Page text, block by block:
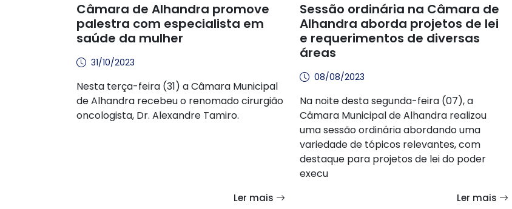
Câmara de Alhandra promove
palestra com especialista em
saúde da mulher
31/10/2023
Nesta terça-feira (31) a Câmara Municipal
de Alhandra recebeu o renomado cirurgião
oncologista, Dr. Alexandre Tamiro.
Ler mais
Sessão ordinária na Câmara de
Alhandra aborda projetos de lei
e requerimentos de diversas
áreas
08/08/2023
Na noite desta segunda-feira (07), a
Câmara Municipal de Alhandra realizou
uma sessão ordinária abordando uma
variedade de tópicos relevantes, com
destaque para projetos de lei do poder
execu
Ler mais